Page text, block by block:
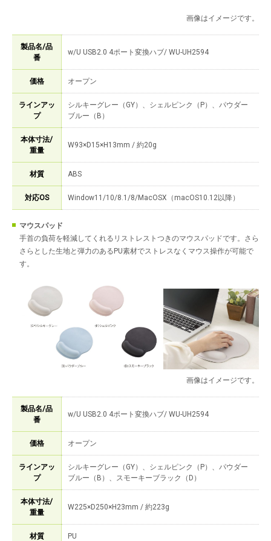
画像はイメージです。
製品名/品
番
w/U USB2.0 4ポート変換ハブ/ WU-UH2594
価格 オープン
ラインアッ
プ
シルキーグレー（GY）、シェルピンク（P）、パウダー
ブルー（B）
本体寸法/
重量
W93×D15×H13mm / 約20g
材質 ABS
対応OS Window11/10/8.1/8/MacOSX（macOS10.12以降）
マウスパッド
手首の負荷を軽減してくれるリストレストつきのマウスパッドです。さら
さらとした生地と弾力のあるPU素材でストレスなくマウス操作が可能で
す。
画像はイメージです。
製品名/品
番
w/U USB2.0 4ポート変換ハブ/ WU-UH2594
価格 オープン
ラインアッ
プ
シルキーグレー（GY）、シェルピンク（P）、パウダー
ブルー（B）、スモーキーブラック（D）
本体寸法/
重量
W225×D250×H23mm / 約223g
材質 PU